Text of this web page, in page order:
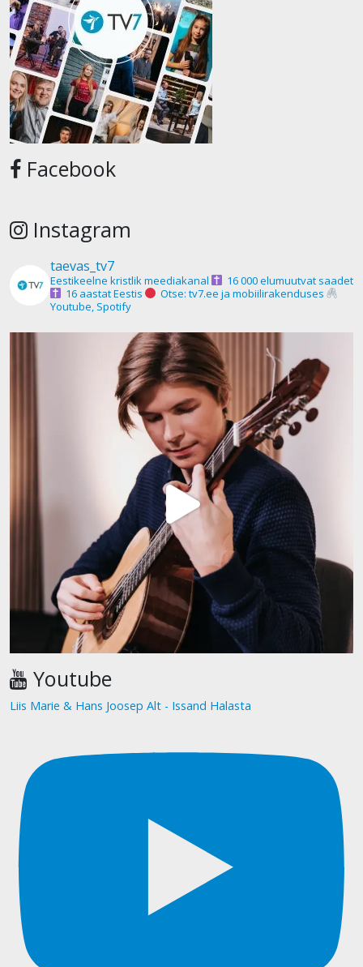
Facebook
Instagram
taevas_tv7
Eestikeelne kristlik meediakanal
16 000 elumuutvat saadet
16 aastat Eestis
Otse: tv7.ee ja mobiilirakenduses
Youtube, Spotify
Youtube
Liis Marie & Hans Joosep Alt - Issand Halasta